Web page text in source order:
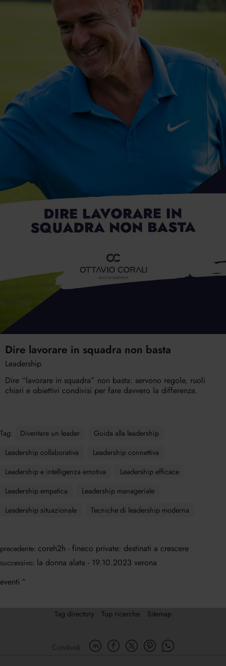
Dire lavorare in squadra non basta
Leadership
Dire “lavorare in squadra” non basta: servono regole, ruoli
chiari e obiettivi condivisi per fare davvero la differenza.
Tag: Diventare un leader
Guida alla leadership
Leadership collaborativa
Leadership connettiva
Leadership e intelligenza emotiva
Leadership efficace
Leadership empatica
Leadership manageriale
Leadership situazionale
Tecniche di leadership moderna
precedente: coreh2h - fineco private: destinati a crescere
successivo: la donna alata - 19.10.2023 verona
eventi
Tag directory Top ricerche Sitemap
Condividi